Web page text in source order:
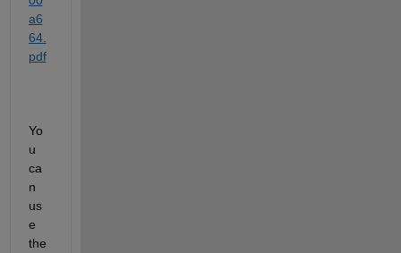
a6
64.
pdf
Yo
u
ca
n
us
e
the